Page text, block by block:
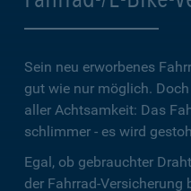
Sein neu erworbenes
gut wie nur möglich.
aller Achtsamkeit: Das
schlimmer - es wird
Egal, ob gebrauchter
der Fahrrad-Versicherung